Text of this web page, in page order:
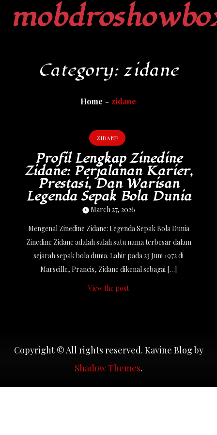
Category: zidane
Home zidane
ZIDANE
Profil Lengkap Zinedine
Zidane: Perjalanan Karier,
Prestasi, Dan Warisan
Legenda Sepak Bola Dunia
March 27, 2026
Mengenal Zinedine Zidane: Legenda Sepak Bola Dunia
Zinedine Zidane adalah salah satu nama terbesar dalam
sejarah sepak bola dunia. Lahir pada 23 Juni 1972 di
Marseille, Prancis, Zidane dikenal sebagai […]
View the post
Copyright © All rights reserved. Kavine Blog by
Shadow Themes.